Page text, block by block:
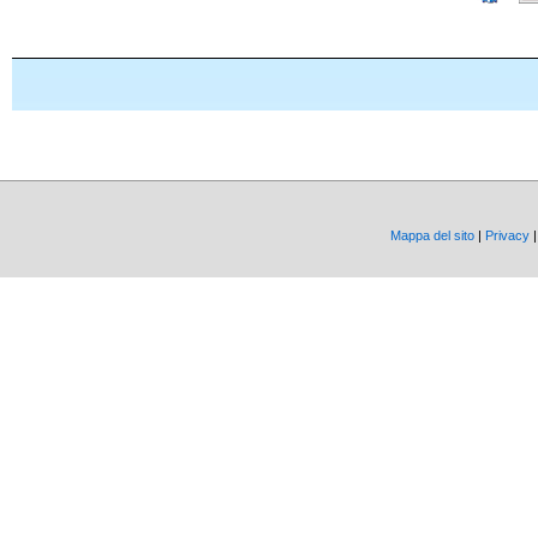
Mappa del sito| Privacy